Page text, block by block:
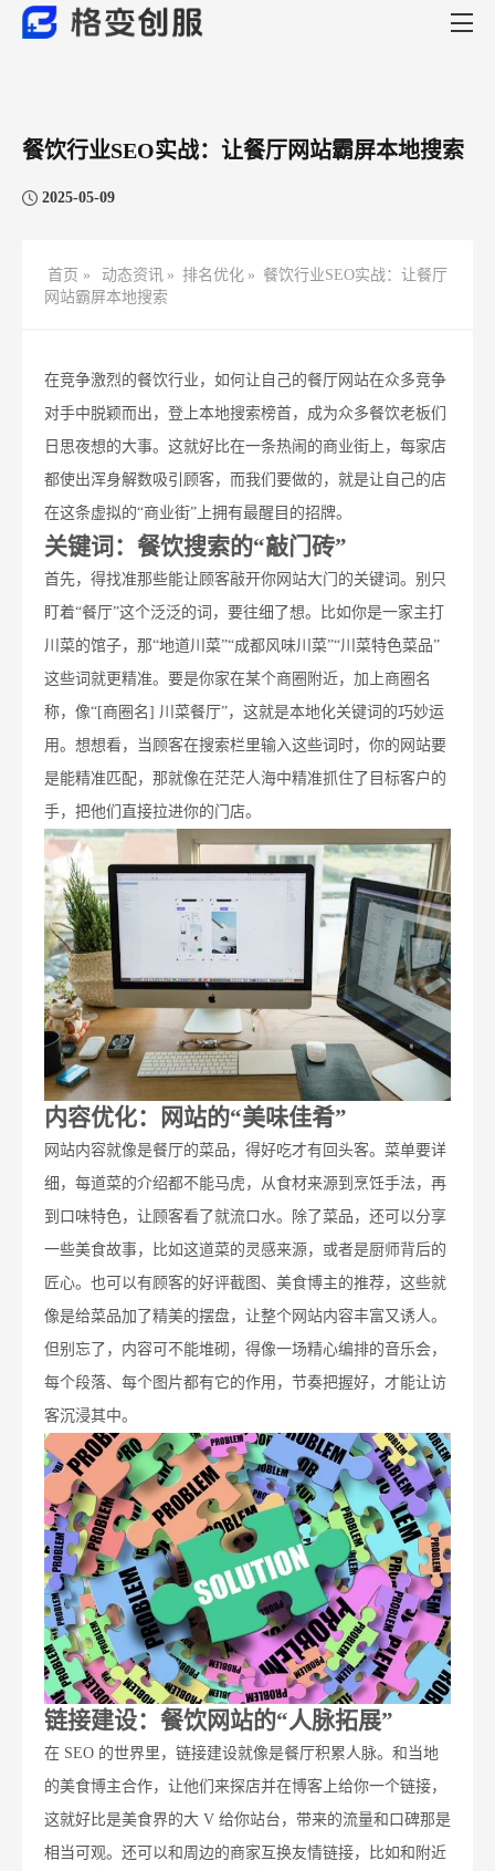
餐饮行业SEO实战：让餐厅网站霸屏本地搜索
2025-05-09
首页 » 动态资讯 » 排名优化 » 餐饮行业SEO实战：让餐厅
网站霸屏本地搜索
在竞争激烈的餐饮行业，如何让自己的餐厅网站在众多竞争
对手中脱颖而出，登上本地搜索榜首，成为众多餐饮老板们
日思夜想的大事。这就好比在一条热闹的商业街上，每家店
都使出浑身解数吸引顾客，而我们要做的，就是让自己的店
在这条虚拟的“商业街”上拥有最醒目的招牌。
关键词：餐饮搜索的“敲门砖”
首先，得找准那些能让顾客敲开你网站大门的关键词。别只
盯着“餐厅”这个泛泛的词，要往细了想。比如你是一家主打
川菜的馆子，那“地道川菜”“成都风味川菜”“川菜特色菜品”
这些词就更精准。要是你家在某个商圈附近，加上商圈名
称，像“[商圈名] 川菜餐厅”，这就是本地化关键词的巧妙运
用。想想看，当顾客在搜索栏里输入这些词时，你的网站要
是能精准匹配，那就像在茫茫人海中精准抓住了目标客户的
手，把他们直接拉进你的门店。
内容优化：网站的“美味佳肴”
网站内容就像是餐厅的菜品，得好吃才有回头客。菜单要详
细，每道菜的介绍都不能马虎，从食材来源到烹饪手法，再
到口味特色，让顾客看了就流口水。除了菜品，还可以分享
一些美食故事，比如这道菜的灵感来源，或者是厨师背后的
匠心。也可以有顾客的好评截图、美食博主的推荐，这些就
像是给菜品加了精美的摆盘，让整个网站内容丰富又诱人。
但别忘了，内容可不能堆砌，得像一场精心编排的音乐会，
每个段落、每个图片都有它的作用，节奏把握好，才能让访
客沉浸其中。
链接建设：餐饮网站的“人脉拓展”
在 SEO 的世界里，链接建设就像是餐厅积累人脉。和当地
的美食博主合作，让他们来探店并在博客上给你一个链接，
这就好比是美食界的大 V 给你站台，带来的流量和口碑那是
相当可观。还可以和周边的商家互换友情链接，比如和附近